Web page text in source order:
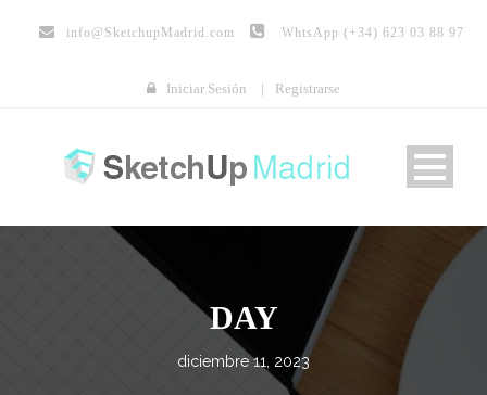
info@SketchupMadrid.com WhtsApp (+34) 623 03 88 97
Iniciar Sesión | Registrarse
DAY
diciembre 11, 2023